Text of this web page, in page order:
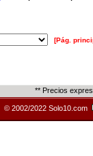
[Pág.
** Precios
© 2002/2022 Solo10.com